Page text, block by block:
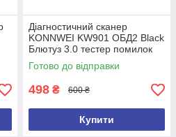
Діагностичний сканер
KONNWEI KW901 ОБД2 Black
Блютуз 3.0 тестер помилок
Torque для Android ELM327
Готово до відправки
498 ₴ 600 ₴
Купити